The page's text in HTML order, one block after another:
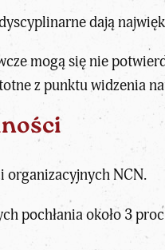
dają
mogą się nie
z punktu widzenia
organizacyjnych NCN.
pochłania około 3